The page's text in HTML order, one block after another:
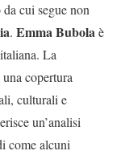
cui segue non
. Emma Bubolaè
La
copertura
culturali e
un’analisi
come alcuni